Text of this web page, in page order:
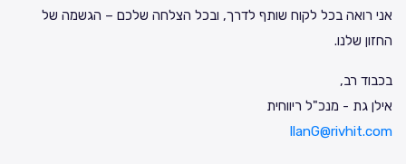
אני רואה בכל לקוח שותף לדרך, ובכל הצלחה שלכם – הגשמה של
החזון שלנו.
בכבוד רב,
אילן גת - מנכ"ל ריווחית
IlanG@rivhit.com